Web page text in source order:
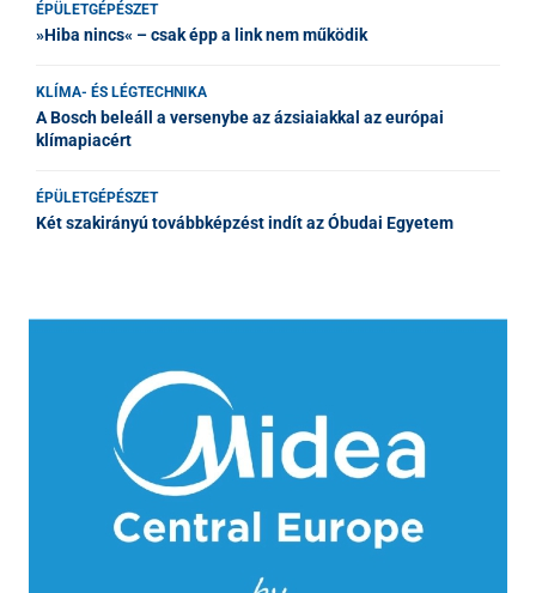
ÉPÜLETGÉPÉSZET
»Hiba nincs« – csak épp a link nem működik
KLÍMA- ÉS LÉGTECHNIKA
A Bosch beleáll a versenybe az ázsiaiakkal az európai
klímapiacért
ÉPÜLETGÉPÉSZET
Két szakirányú továbbképzést indít az Óbudai Egyetem